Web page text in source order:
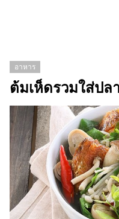
อาหาร
ต้มเห็ดรวมใส่ปล